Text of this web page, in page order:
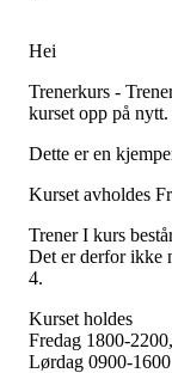
Hei
Trenerkurs -
kurset opp på nytt.
Dette er en
Kurset avholdes
Trener I kurs
Det er derfor ikke
4.
Kurset holdes
Fredag 1800-
Lørdag 0900-1600